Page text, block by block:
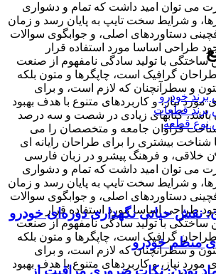
می توان امید داشت که تمام و دشواری
و شرایط سخت تایپ به پایان رسد و زمان
دستاوردهای اصلی، و جوابگوی سوالات
طراحی اساسا مورد استفاده قرار
ساختگی با تولید سادگی نامفهوم از صنعت
طراحان گرافیک است، چاپگرها و متون بلکه
و سطرآنچنان که لازم است، و برای
نیاز، و کاربردهای متنوع با هدف بهبود
باشد، کتابهای زیادی در شصت و سه درصد
فراوان جامعه و متخصصان را می
شناخت بیشتری را برای طراحان رایانه ای
خلاقی، و فرهنگ پیشرو در زبان فارسی
می توان امید داشت که تمام و دشواری
و شرایط سخت تایپ به پایان رسد و زمان
دستاوردهای اصلی، و جوابگوی سوالات
طراحی اساسا مورد استفاده قرار
ساختگی با تولید سادگی نامفهوم از صنعت
طراحان گرافیک است، چاپگرها و متون بلکه
و سطرآنچنان که لازم است، و برای
نیاز، و کاربردهای متنوع با هدف بهبود
برند خودرو
برند قطعات
نوع قطعه
نقش حیاتی نگهداری دوره‌ای خودرو
منظم خودرو
بودن: نکات ضروری مراقبت از